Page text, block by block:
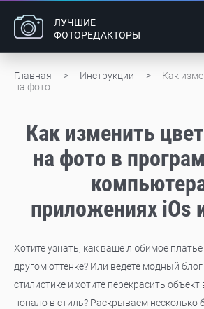
ЛУЧШИЕ
ФОТОРЕДАКТОРЫ
Главная Инструкции
Как
на фото
Как изменить
на фото в
приложениях iOs
Хотите узнать, как ваше любимое
другом оттенке? Или ведете модный
стилистике и хотите перекрасить
попало в стиль? Раскрываем несколько